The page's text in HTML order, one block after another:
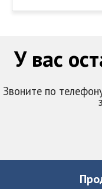
У вас
Звоните по